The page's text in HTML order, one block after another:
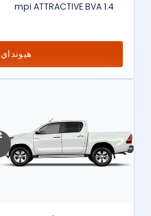
1.4 mpi ATTRACTIVE BVA
هيونداي VS داسيا